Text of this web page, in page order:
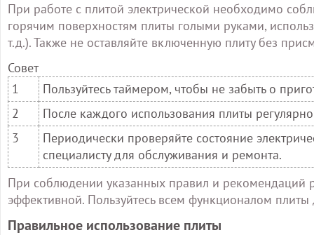
При работе с плитой электрической необходимо
горячим поверхностям плиты голыми руками,
т.д.). Также не оставляйте включенную плиту без
Совет
1
Пользуйтесь таймером, чтобы не забыть о
2
После каждого использования плиты
3
Периодически проверяйте состояние
специалисту для обслуживания и ремонта.
При соблюдении указанных правил и рекомендаций
эффективной. Пользуйтесь всем функционалом
Правильное использование плиты